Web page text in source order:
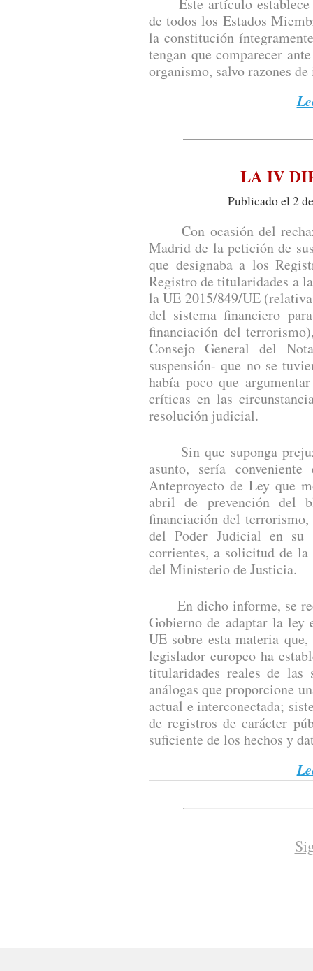
Este artículo establece
de todos los Estados
la constitución
tengan que comparecer
organismo, salvo razones
LA IV
Publicado el 2
Con ocasión del
Madrid de la petición de
que designaba a los
Registro de titularidades a
la UE 2015/849/UE
del sistema financiero
financiación del
Consejo General del
suspensión- que no se
había poco que
críticas en las
resolución judicial.
Sin que suponga
asunto, sería
Anteproyecto de Ley que
abril de prevención del
financiación del
del Poder Judicial en
corrientes, a solicitud de la
del Ministerio de Justicia.
En dicho informe, se
Gobierno de adaptar la
UE sobre esta materia
legislador europeo ha
titularidades reales de las
análogas que proporcione
actual e interconectada;
de registros de carácter
suficiente de los hechos y